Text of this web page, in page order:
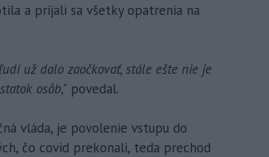
a prijali sa všetky opatrenia na
už dalo zaočkovať, stále ešte nie je
osôb," povedal.
vláda, je povolenie vstupu do
čo covid prekonali, teda prechod